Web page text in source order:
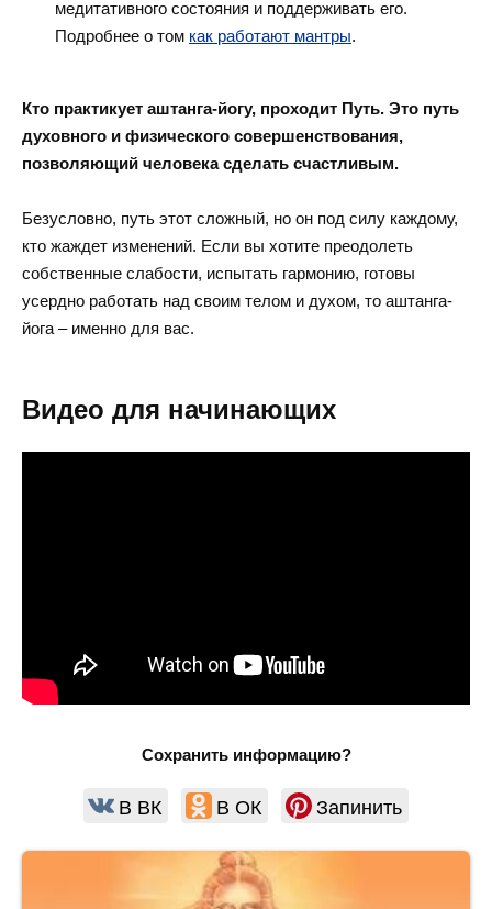
медитативного состояния и поддерживать его.
Подробнее о том как работают мантры.
Кто практикует аштанга-йогу, проходит Путь. Это путь
духовного и физического совершенствования,
позволяющий человека сделать счастливым.
Безусловно, путь этот сложный, но он под силу каждому,
кто жаждет изменений. Если вы хотите преодолеть
собственные слабости, испытать гармонию, готовы
усердно работать над своим телом и духом, то аштанга-
йога – именно для вас.
Видео для начинающих
Сохранить информацию?
В ВК В ОК Запинить